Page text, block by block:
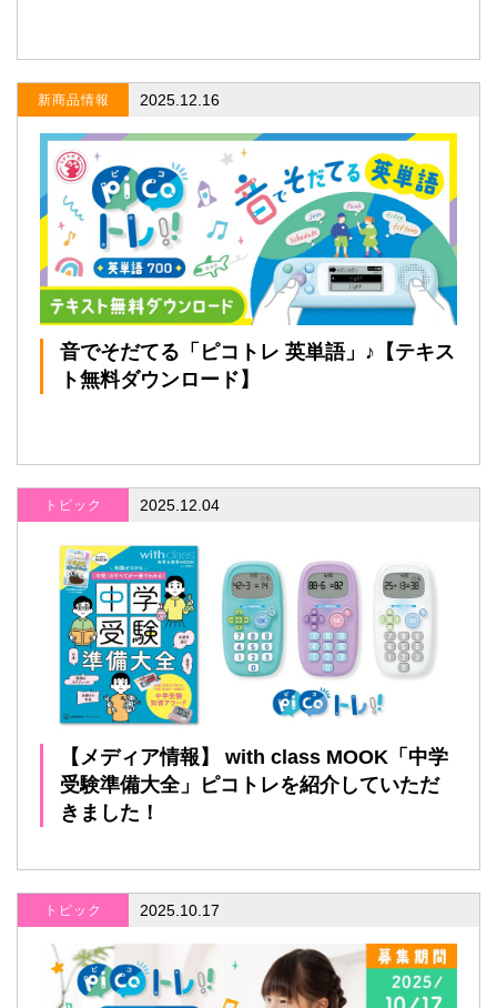
新商品情報 2025.12.16
音でそだてる「ピコトレ 英単語」♪【テキス
ト無料ダウンロード】
トピック 2025.12.04
【メディア情報】 with class MOOK「中学
受験準備大全」ピコトレを紹介していただ
きました！
トピック 2025.10.17